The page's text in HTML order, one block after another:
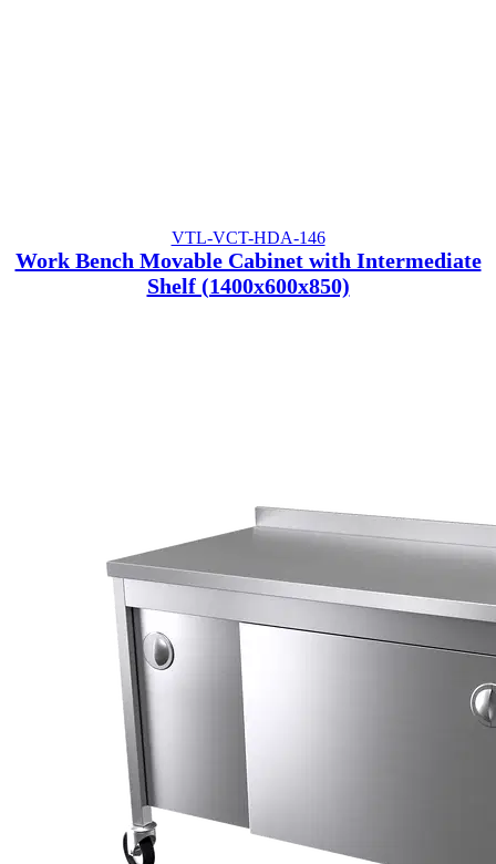
VTL-VCT-HDA-146
Work Bench Movable Cabinet with Intermediate
Shelf (1400x600x850)